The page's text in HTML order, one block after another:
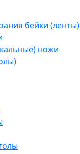
бейки (ленты)
ножи